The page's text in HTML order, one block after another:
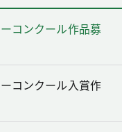
コンクール作品募
コンクール入賞作